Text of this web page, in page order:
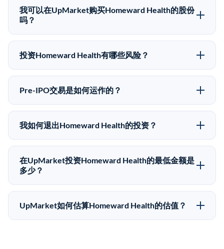
司。最近的已知股价来自其最近一轮融资。 二级市场上
的Pre-IPO股价可能因供需和市场条件而与最近一轮融资
我可以在UpMarket购买Homeward Health的股份
吗？
可以。合格投资者可以通过填写本页表单或在
upmarket.co创建账户来表达对Homeward Health股份的
金额为50,000美元。UpMarket是FINRA注册的经纪交
易商，自2019年以来已经纪超过5亿美元的另类投资。
投资Homeward Health有哪些风险？
Pre-IPO投资存在重大风险。Homeward Health的股份流
动性低，意味着没有公开市场可以快速出售。不存在确
资者应做好可能全部损失的准备。私有公司的估值在融
资轮次之间可能大幅波动。投资者应在投资前咨询其财
Pre-IPO交易是如何运作的？
在Pre-IPO交易中，合格投资者通过二级市场平台从现有
股东（如员工、早期投资者或其他持有人）处购买股
为FINRA注册的经纪交易商促成这些交易，代表双方处
理合规、文件和结算事宜。
我如何退出Homeward Health的投资？
Pre-IPO持股主要有两种退出途径：在二级市场将股份出
售给其他买家，或持有直到公司完成IPO或被收购。两
种途径都受限于转让限制、公司批准（优先购买权）和
做好多年持有的准备。
在UpMarket投资Homeward Health的最低金额是
多少？
UpMarket上大多数Pre-IPO产品的最低投资金额为
50,000美元。具体金额可能因产品和股份供应情况而有
UpMarket如何估算Homeward Health的估值？